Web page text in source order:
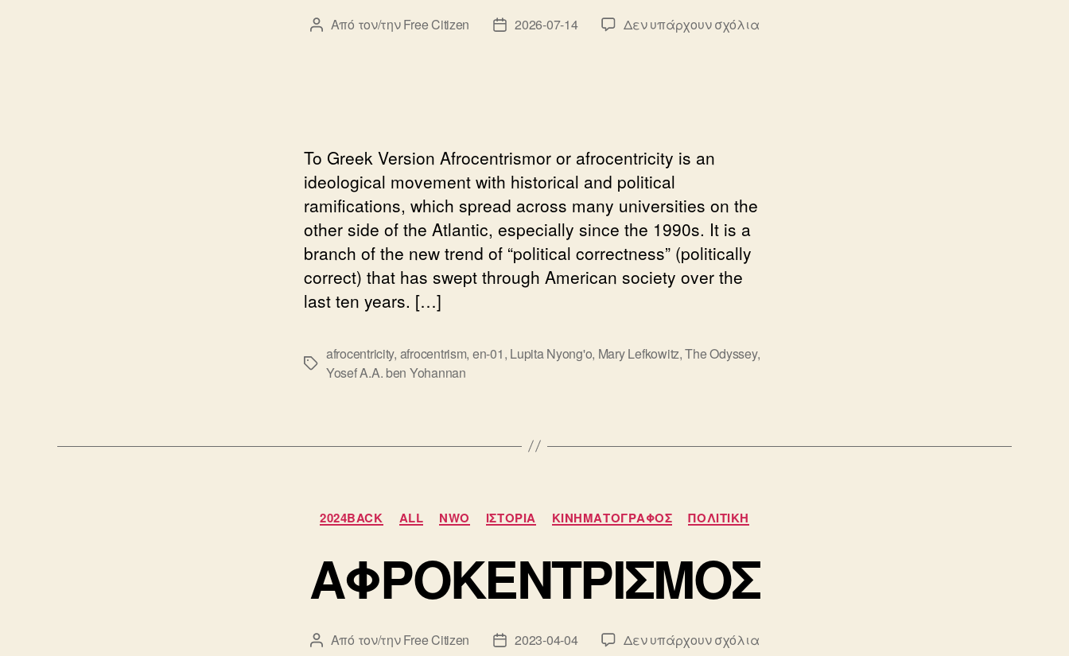
Συντάκτης
Από τον/τηνFree Citizen
Ημ.2026-07-14 Δεν υπάρχουν σχόλιαστο
To Greek Version Afrocentrismor or afrocentricity is an
ideological movement with historical and political
ramifications, which spread across many universities on the
other side of the Atlantic, especially since the 1990s. It is a
branch of the new trend of “political correctness” (politically
correct) that has swept through American society over the
last ten years. […]
Ετικέτες
afrocentricity, afrocentrism, en-01, Lupita Nyong'o, Mary Lefkowitz,The Odyssey,
Yosef A.A. ben Yohannan
Κατηγορίες
2024BACK ALL NWO ΙΣΤΟΡΙΑ ΚΙΝΗΜΑΤΟΓΡΑΦΟΣ ΠΟΛΙΤΙΚΗ
ΑΦΡΟΚΕΝΤΡΙΣΜΟΣ
Συντάκτης
Από τον/τηνFree Citizen
Ημ.2023-04-04 Δεν υπάρχουν σχόλιαστο